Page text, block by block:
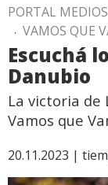
PORTAL
. VAMOS QUE
Escuchá
Danubio
La victoria de
Vamos que
20.11.2023 |